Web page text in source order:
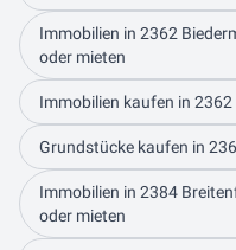
Immobilien in 2362
oder mieten
Immobilien kaufen in
Grundstücke kaufen in
Immobilien in 2384
oder mieten